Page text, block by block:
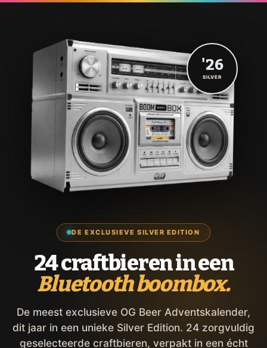
DE EXCLUSIEVE SILVER EDITION
24 craftbieren in een
Bluetooth boombox.
De meest exclusieve OG Beer Adventskalender,
dit jaar in een unieke Silver Edition. 24 zorgvuldig
geselecteerde craftbieren, verpakt in een écht
'26
SILVER